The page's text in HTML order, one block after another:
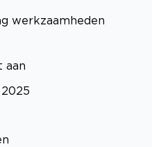
werkzaamheden
aan